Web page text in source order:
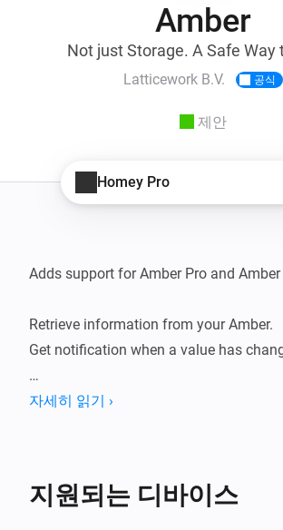
Amber
Not just Storage. A Safe Way
Latticework B.V. 공식
제안
Homey Pro
Adds support for Amber Pro and Amber
Retrieve information from your Amber.
Get notification when a value has
How to use:
- Device will be added
자세히 읽기 ›
지원되는 디바이스